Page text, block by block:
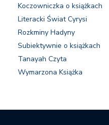
Koczowniczka o książkach
Literacki Świat Cyrysi
Rozkminy Hadyny
Subiektywnie o książkach
Tanayah Czyta
Wymarzona Książka